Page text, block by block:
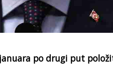
po drugi put